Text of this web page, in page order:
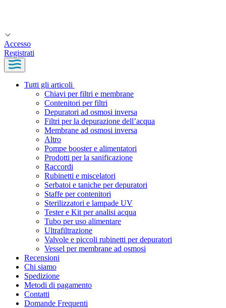
Accesso
Registrati
Tutti gli articoli
Chiavi per filtri e membrane
Contenitori per filtri
Depuratori ad osmosi inversa
Filtri per la depurazione dell’acqua
Membrane ad osmosi inversa
Altro
Pompe booster e alimentatori
Prodotti per la sanificazione
Raccordi
Rubinetti e miscelatori
Serbatoi e taniche per depuratori
Staffe per contenitori
Sterilizzatori e lampade UV
Tester e Kit per analisi acqua
Tubo per uso alimentare
Ultrafiltrazione
Valvole e piccoli rubinetti per depuratori
Vessel per membrane ad osmosi
Recensioni
Chi siamo
Spedizione
Metodi di pagamento
Contatti
Domande Frequenti